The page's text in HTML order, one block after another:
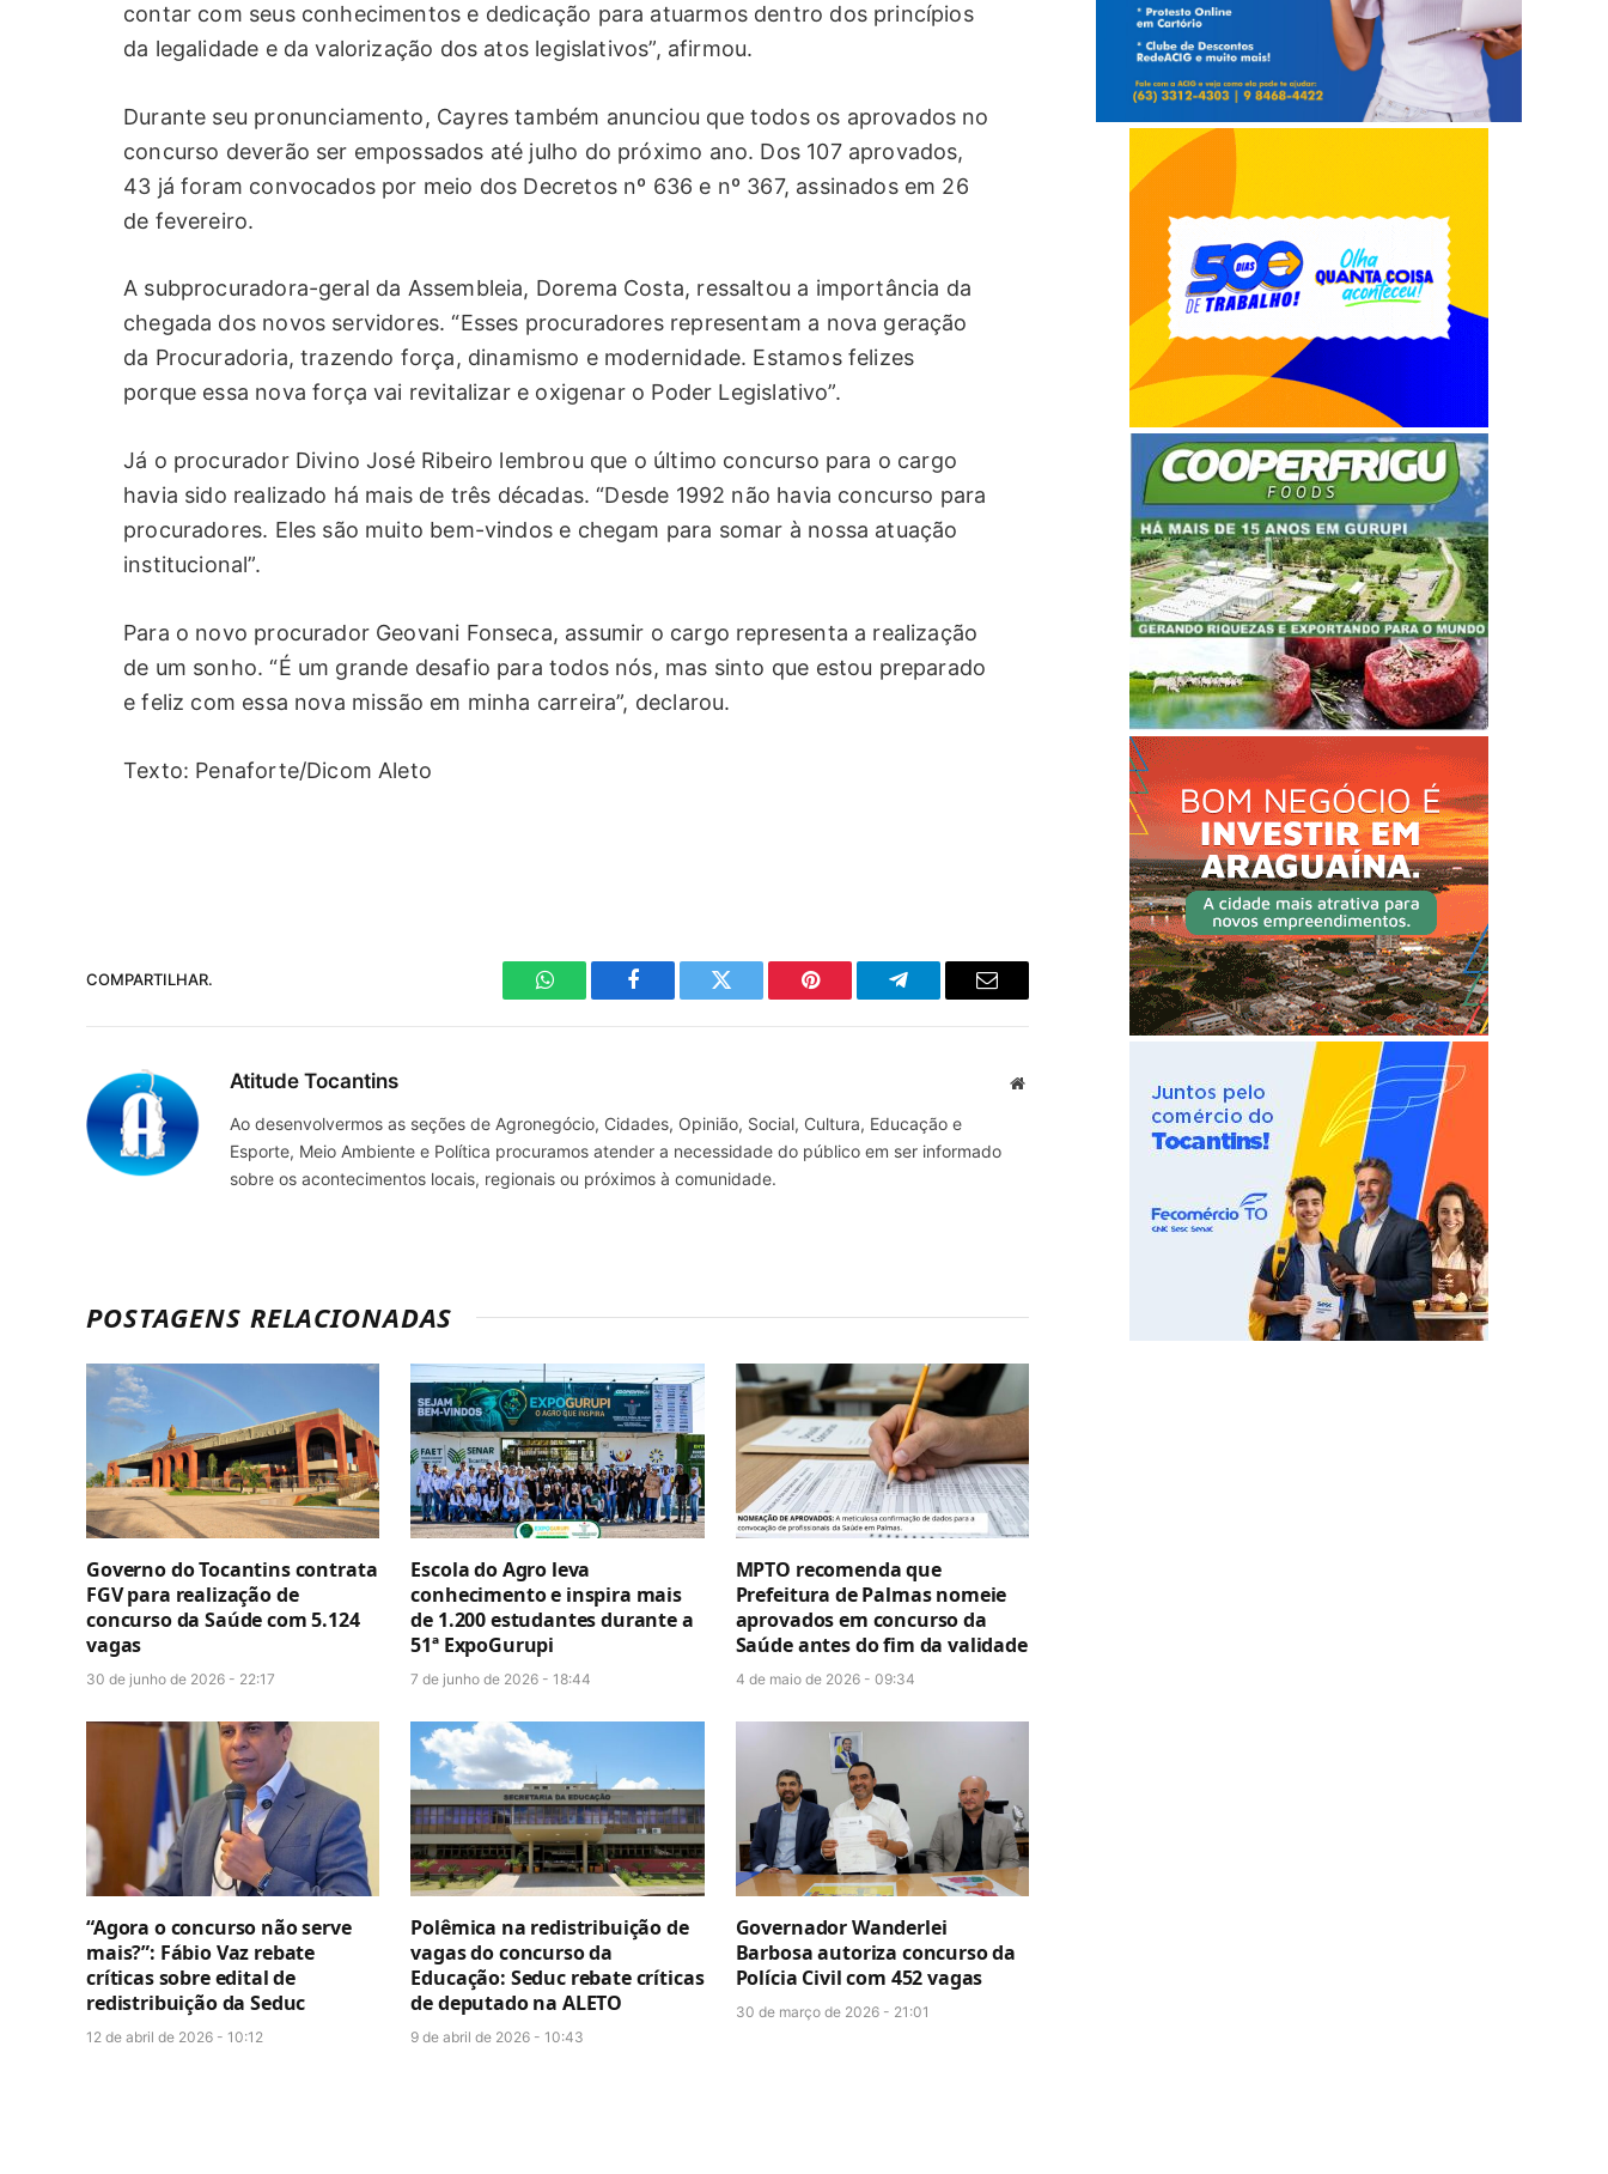
contar com seus conhecimentos e dedicação para atuarmos dentro dos princípios
da legalidade e da valorização dos atos legislativos”, afirmou.
Durante seu pronunciamento, Cayres também anunciou que todos os aprovados no
concurso deverão ser empossados até julho do próximo ano. Dos 107 aprovados,
43 já foram convocados por meio dos Decretos nº 636 e nº 367, assinados em 26
de fevereiro.
A subprocuradora-geral da Assembleia, Dorema Costa, ressaltou a importância da
chegada dos novos servidores. “Esses procuradores representam a nova geração
da Procuradoria, trazendo força, dinamismo e modernidade. Estamos felizes
porque essa nova força vai revitalizar e oxigenar o Poder Legislativo”.
Já o procurador Divino José Ribeiro lembrou que o último concurso para o cargo
havia sido realizado há mais de três décadas. “Desde 1992 não havia concurso para
procuradores. Eles são muito bem-vindos e chegam para somar à nossa atuação
institucional”.
Para o novo procurador Geovani Fonseca, assumir o cargo representa a realização
de um sonho. “É um grande desafio para todos nós, mas sinto que estou preparado
e feliz com essa nova missão em minha carreira”, declarou.
Texto: Penaforte/Dicom Aleto
COMPARTILHAR.
WhatsAppFacebook Twitter Pinterest TelegramaE-
Atitude Tocantins Site
Ao desenvolvermos as seções de Agronegócio, Cidades, Opinião, Social, Cultura, Educação e
Esporte, Meio Ambiente e Política procuramos atender a necessidade do público em ser informado
sobre os acontecimentos locais, regionais ou próximos à comunidade.
POSTAGENS RELACIONADAS
Governo do Tocantins contrata
FGV para realização de
concurso da Saúde com 5.124
vagas
30 de junho de 2026 - 22:17
Escola do Agro leva
conhecimento e inspira mais
de 1.200 estudantes durante a
51ª ExpoGurupi
7 de junho de 2026 - 18:44
MPTO recomenda que
Prefeitura de Palmas nomeie
aprovados em concurso da
Saúde antes do fim da validade
4 de maio de 2026 - 09:34
“Agora o concurso não serve
mais?”: Fábio Vaz rebate
críticas sobre edital de
redistribuição da Seduc
12 de abril de 2026 - 10:12
Polêmica na redistribuição de
vagas do concurso da
Educação: Seduc rebate críticas
de deputado na ALETO
9 de abril de 2026 - 10:43
Governador Wanderlei
Barbosa autoriza concurso da
Polícia Civil com 452 vagas
30 de março de 2026 - 21:01